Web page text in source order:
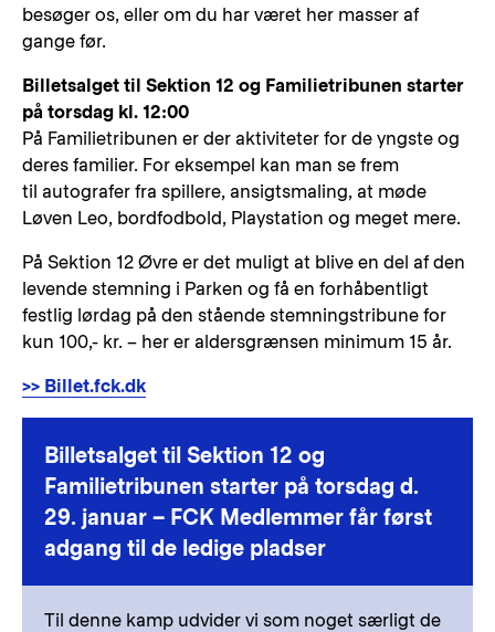
besøger os, eller om du har været her masser af
gange før.
Billetsalget til Sektion 12 og Familietribunen starter
på torsdag kl. 12:00
På Familietribunen er der aktiviteter for de yngste og
deres familier. For eksempel kan man se frem
til autografer fra spillere, ansigtsmaling, at møde
Løven Leo, bordfodbold, Playstation og meget mere.
På Sektion 12 Øvre er det muligt at blive en del af den
levende stemning i Parken og få en forhåbentligt
festlig lørdag på den stående stemningstribune for
kun 100,- kr. – her er aldersgrænsen minimum 15 år.
>> Billet.fck.dk
Billetsalget til Sektion 12 og
Familietribunen starter på torsdag d.
29. januar – FCK Medlemmer får først
adgang til de ledige pladser
Til denne kamp udvider vi som noget særligt de